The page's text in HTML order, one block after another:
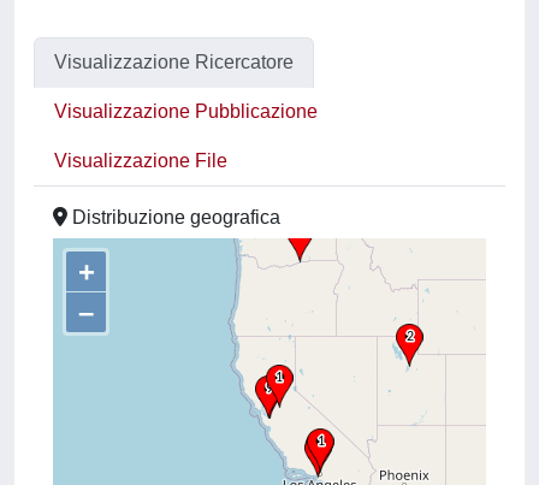
Visualizzazione Ricercatore
Visualizzazione Pubblicazione
Visualizzazione File
Distribuzione geografica
+
–